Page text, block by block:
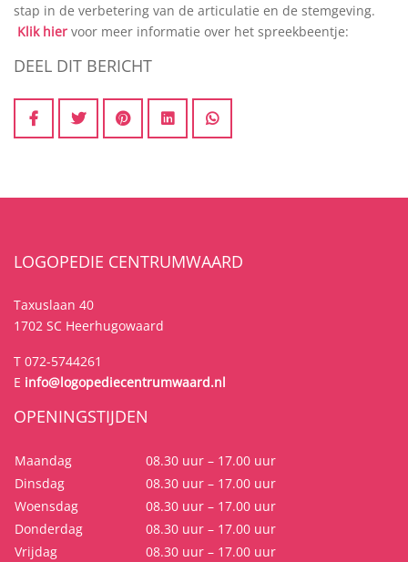
stap in de verbetering van de articulatie en de stemgeving.
Klik hier voor meer informatie over het spreekbeentje:
DEEL DIT BERICHT
LOGOPEDIE CENTRUMWAARD
Taxuslaan 40
1702 SC Heerhugowaard
T 072-5744261
E info@logopediecentrumwaard.nl
OPENINGSTIJDEN
Maandag
08.30 uur – 17.00 uur
Dinsdag
08.30 uur – 17.00 uur
Woensdag
08.30 uur – 17.00 uur
Donderdag
08.30 uur – 17.00 uur
Vrijdag
08.30 uur – 17.00 uur